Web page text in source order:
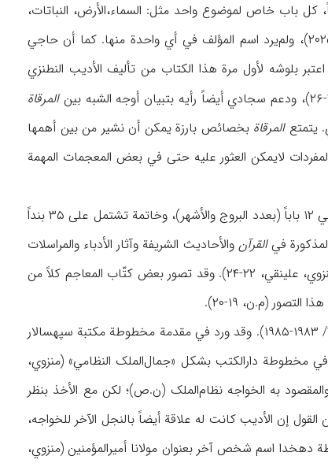
باب خاص لموضوع واحد مثل: السماء،الأرض، النباتات،
، ۳/ ۲۰۲۴-۲۰۲۵)، ولم‌یرد اسم المؤلف في أي واحدة منها. کما أن حاجي
(۲/ ۱۶۵۶). وقد اعتبر بلوشه لأول مرة هذا الکتاب من تألیف الأدیب النطنزي
المرقاة
المرقاةبخصائص بارزة یمکن أن نشیر من بین أهمها
لایمکن العثور علیه حتی في بعض المعجمات المهمة
، یقع هذا الکتاب بعد المقدمة في ۲۸ کتاباً (بعدد منازل القمر)، وکل کتاب في ۱۲ باباً (بعدد البروج والأشهر)، وخاتمة تشتمل علی ۳۵ بنداً
فيالقرآنوالأحادیث الشریفة وآثار الأدباء والمراسلات
(م.ن، ۱۹-۲۰).
، ۳/ ۱۹۸۳-۱۹۸۵). وقد ورد في مقدمة مخطوطة مکتبة سپهسالار
أهدي إلیه الکتاب (ابن یوسف، ۲/ ۱۷۹). وهذا الاسم ورد في مخطوطة دارالکتب بشکل «جمال‌الملک النظامي» (منزوي،
والمقصود به الخواجه نظام‌الملک (ن.ص)؛ لکن مع الأخذ بنظر
القول إن الأدیب کانت له علاقة أیضاً بالنجل الآخر للخواجه،
مقدمة مخطوطة دهخدا اسم شخص آخر بعنوان مولانا أمیرالمؤمنین (منزوي،